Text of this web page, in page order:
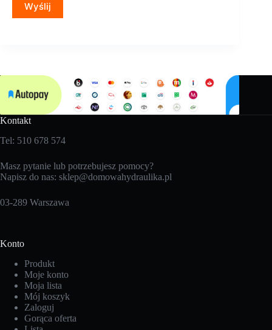
Wyślij
Kontakt
Tel: 510 678 574
Masz pytanie lub potrzebujesz pomocy?
Napisz do nas: sklep@domowahydraulika.pl
03-289 Warszawa
Konto
Produkt
Moje konto
Moja lista
Mój koszyk
Zaloguj
Gorąca oferta